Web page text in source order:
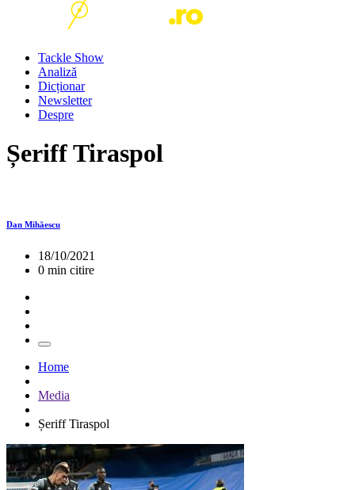
Tackle Show
Analiză
Dicționar
Newsletter
Despre
Șeriff Tiraspol
Dan Mihăescu
18/10/2021
0 min citire
Home
Media
Șeriff Tiraspol